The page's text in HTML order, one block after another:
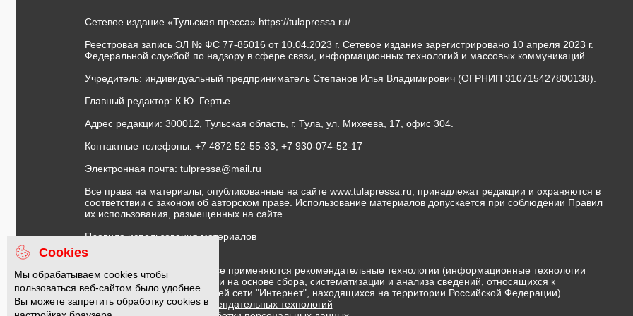
Сетевое издание «Тульская пресса» https://tulapressa.ru/
Реестровая запись ЭЛ № ФС 77-85016 от 10.04.2023 г. Сетевое издание зарегистрировано 10 апреля 2023 г.
Федеральной службой по надзору в сфере связи, информационных технологий и массовых коммуникаций.
Учредитель: индивидуальный предприниматель Степанов Илья Владимирович (ОГРНИП 310715427800138).
Главный редактор: К.Ю. Гертье.
Адрес редакции: 300012, Тульская область, г. Тула, ул. Михеева, 17, офис 304.
Контактные телефоны: +7 4872 52-55-33, +7 930-074-52-17
Электронная почта: tulpressa@mail.ru
Все права на материалы, опубликованные на сайте www.tulapressa.ru, принадлежат редакции и охраняются в
соответствии с законом об авторском праве. Использование материалов допускается при соблюдении Правил
их использования, размещенных на сайте.
Правила использования материалов
Договор публичной оферты
На информационном ресурсе применяются рекомендательные технологии (информационные технологии
предоставления информации на основе сбора, систематизации и анализа сведений, относящихся к
предпочтениям пользователей сети "Интернет", находящихся на территории Российской Федерации)
Правила применения рекомендательных технологий
Cookies
Мы обрабатываем cookies чтобы
пользоваться веб-сайтом было удобнее.
Вы можете запретить обработку cookies в